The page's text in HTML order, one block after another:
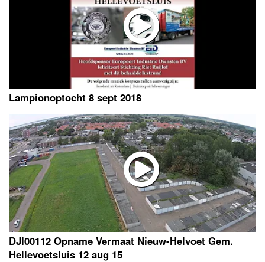
Lampionoptocht 8 sept 2018
DJI00112 Opname Vermaat Nieuw-Helvoet Gem.
Hellevoetsluis 12 aug 15